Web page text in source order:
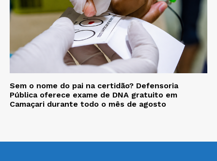
Sem o nome do pai na certidão? Defensoria
Pública oferece exame de DNA gratuito em
Camaçari durante todo o mês de agosto